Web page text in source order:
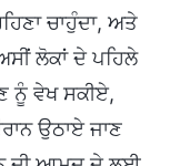
ਚਾਹੁੰਦਾ, ਅਤੇ
ਲੋਕਾਂ ਦੇ ਪਹਿਲੇ
ਨੂੰ ਵੇਖ ਸਕੀਏ,
ਉਠਾਏ ਜਾਣ